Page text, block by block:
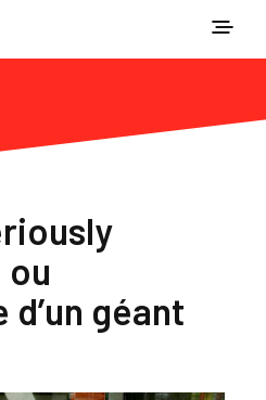
ou
d’un géant